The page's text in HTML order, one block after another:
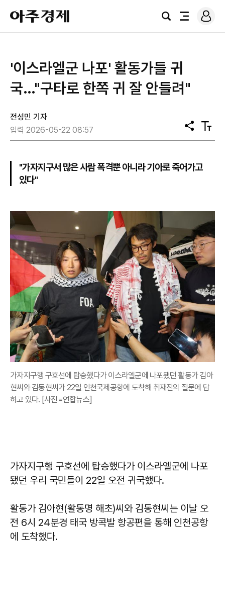
아
주
경
검
전
로
그
'이스라엘군 나포' 활동가들 귀
국…"구타로 한쪽 귀 잘 안들려"
전성민 기자
입력 2026-05-22 08:57
공
유
텍
스
"가자지구서 많은 사람 폭격뿐 아니라 기아로 죽어가고
있다"
가자지구행 구호선에 탑승했다가 이스라엘군에 나포됐던 활동가 김아
현씨와 김동현씨가 22일 인천국제공항에 도착해 취재진의 질문에 답
하고 있다. [사진=연합뉴스]
가자지구행 구호선에 탑승했다가 이스라엘군에 나포
됐던 우리 국민들이 22일 오전 귀국했다.
활동가 김아현(활동명 해초)씨와 김동현씨는 이날 오
전 6시 24분경 태국 방콕발 항공편을 통해 인천공항
에 도착했다.